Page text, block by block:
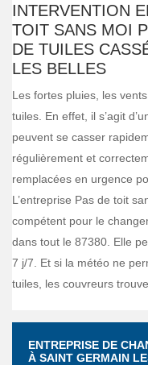
INTERVENTION
TOIT SANS MOI
DE TUILES
LES BELLES
Les fortes pluies, les
tuiles. En effet, il s’agit
peuvent se casser
régulièrement et
remplacées en urgence
L’entreprise Pas de toit
compétent pour le
dans tout le 87380. Elle
7 j/7. Et si la météo ne
tuiles, les couvreurs
ENTREPRISE DE
À SAINT GERMAIN